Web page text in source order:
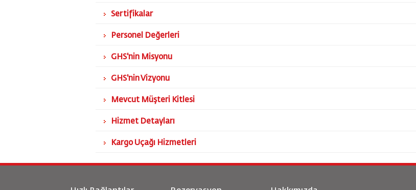
Sertifikalar
Personel Değerleri
GHS'nin Misyonu
GHS'nin Vizyonu
Mevcut Müşteri Kitlesi
Hizmet Detayları
Kargo Uçağı Hizmetleri